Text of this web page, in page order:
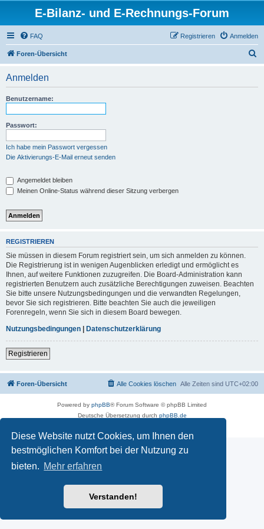
Diese Website nutzt Cookies, um Ihnen den
bestmöglichen Komfort bei der Nutzung zu
bieten. Mehr erfahren
Verstanden!
E-Bilanz- und E-Rechnungs-Forum
FAQ Anmelden
Registrieren
Foren-Übersicht
Anmelden
Benutzername:
Passwort:
Ich habe mein Passwort vergessen
Die Aktivierungs-E-Mail erneut senden
Angemeldet bleiben
Meinen Online-Status während dieser Sitzung verbergen
REGISTRIEREN
Sie müssen in diesem Forum registriert sein, um sich anmelden zu können.
Die Registrierung ist in wenigen Augenblicken erledigt und ermöglicht es
Ihnen, auf weitere Funktionen zuzugreifen. Die Board-Administration kann
registrierten Benutzern auch zusätzliche Berechtigungen zuweisen. Beachten
Sie bitte unsere Nutzungsbedingungen und die verwandten Regelungen,
bevor Sie sich registrieren. Bitte beachten Sie auch die jeweiligen
Forenregeln, wenn Sie sich in diesem Board bewegen.
Nutzungsbedingungen | Datenschutzerklärung
Registrieren
Foren-Übersicht Alle Zeiten sind UTC+02:00
Alle Cookies löschen
Powered by phpBB® Forum Software © phpBB Limited
Deutsche Übersetzung durch phpBB.de